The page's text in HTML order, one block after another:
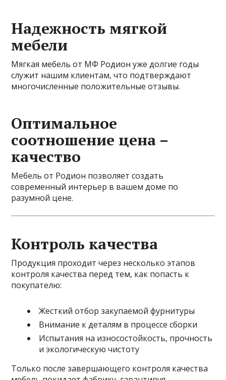
Надежность мягкой
мебели
Мягкая мебель от МФ Родион уже долгие годы
служит нашим клиентам, что подтверждают
многочисленные положительные отзывы.
Оптимальное
соотношение цена –
качество
Мебель от Родион позволяет создать
современный интерьер в вашем доме по
разумной цене.
Контроль качества
Продукция проходит через несколько этапов
контроля качества перед тем, как попасть к
покупателю:
Жесткий отбор закупаемой фурнитуры
Внимание к деталям в процессе сборки
Испытания на износостойкость, прочность
и экологическую чистоту
Только после завершающего контроля качества